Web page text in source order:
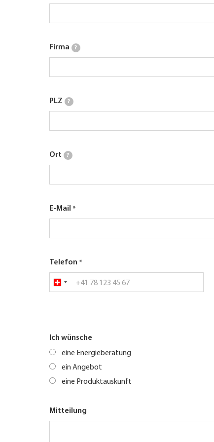
Firma ?
PLZ ?
Ort ?
E-Mail
Telefon
Ich wünsche
eine Energieberatung
ein Angebot
eine Produktauskunft
Mitteilung